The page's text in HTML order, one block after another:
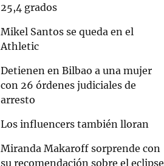
25,4 grados
Mikel Santos se queda en el
Athletic
Detienen en Bilbao a una mujer
con 26 órdenes judiciales de
arresto
Los influencers también lloran
Miranda Makaroff sorprende con
su recomendación sobre el eclipse